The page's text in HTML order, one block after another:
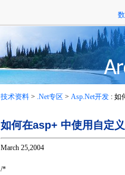
技术资料 > .Net专区 > Asp.Net开发 : 如
如何在asp+ 中使用自定
March 25,2004
/*